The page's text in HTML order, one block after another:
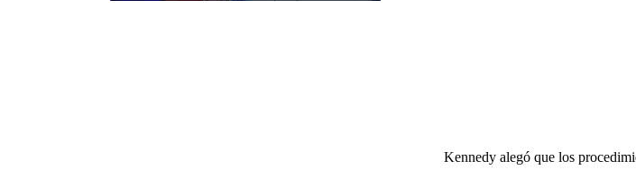
Kennedy alegó que los